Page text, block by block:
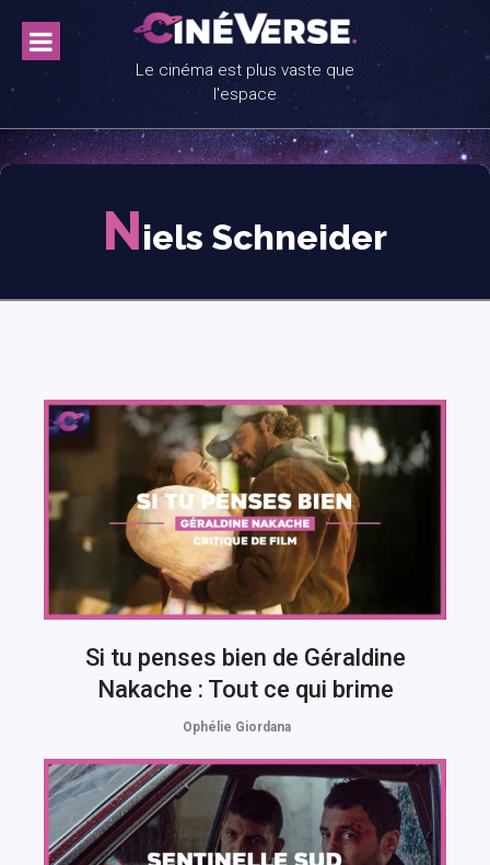
content
Le cinéma est plus vaste que
l'espace
Niels Schneider
Si tu penses bien de Géraldine
Nakache : Tout ce qui brime
Ophélie Giordana